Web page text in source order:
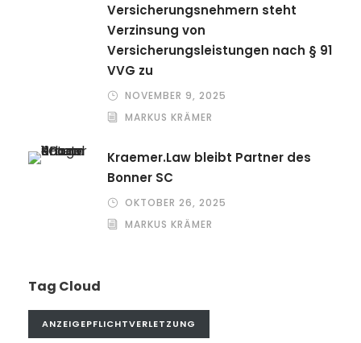
Versicherungsnehmern steht
Verzinsung von
Versicherungsleistungen nach § 91
VVG zu
NOVEMBER 9, 2025
MARKUS KRÄMER
Kraemer.Law bleibt Partner des
Bonner SC
OKTOBER 26, 2025
MARKUS KRÄMER
Tag Cloud
ANZEIGEPFLICHTVERLETZUNG